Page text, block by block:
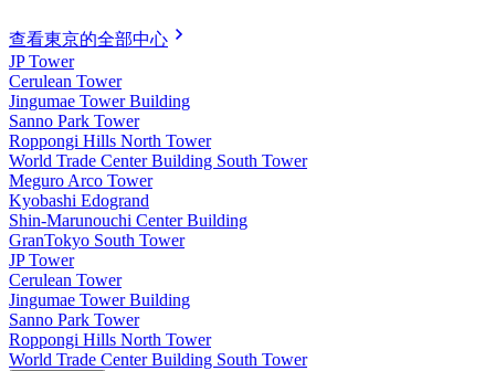
查看東京的全部中心
JP Tower
Cerulean Tower
Jingumae Tower Building
Sanno Park Tower
Roppongi Hills North Tower
World Trade Center Building South Tower
Meguro Arco Tower
Kyobashi Edogrand
Shin-Marunouchi Center Building
GranTokyo South Tower
JP Tower
Cerulean Tower
Jingumae Tower Building
Sanno Park Tower
Roppongi Hills North Tower
World Trade Center Building South Tower